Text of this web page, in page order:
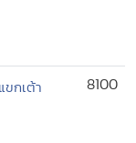
กเต้า 8100